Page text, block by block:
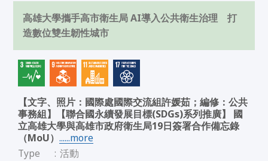
高雄大學攜手高市衛生局 AI導入公共衛生治理 打
造數位雙生韌性城市
【文字、照片：國際處國際交流組許媛茹；編修：公共
事務組】【聯合國永續發展目標(SDGs)系列推廣】 國
立高雄大學與高雄市政府衛生局19日簽署合作備忘錄
（MoU）......more
Type
: 活動